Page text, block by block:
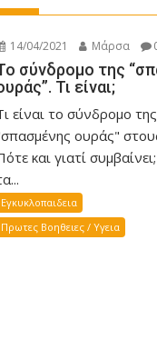
14/04/2021 Μάρσα
σύνδρομο της
Τι είναι;
είναι το σύνδρομο της
ουράς"
και γιατί
Εγκυκλοπαιδεια
Πρωτες Βοηθειες / Υγεια